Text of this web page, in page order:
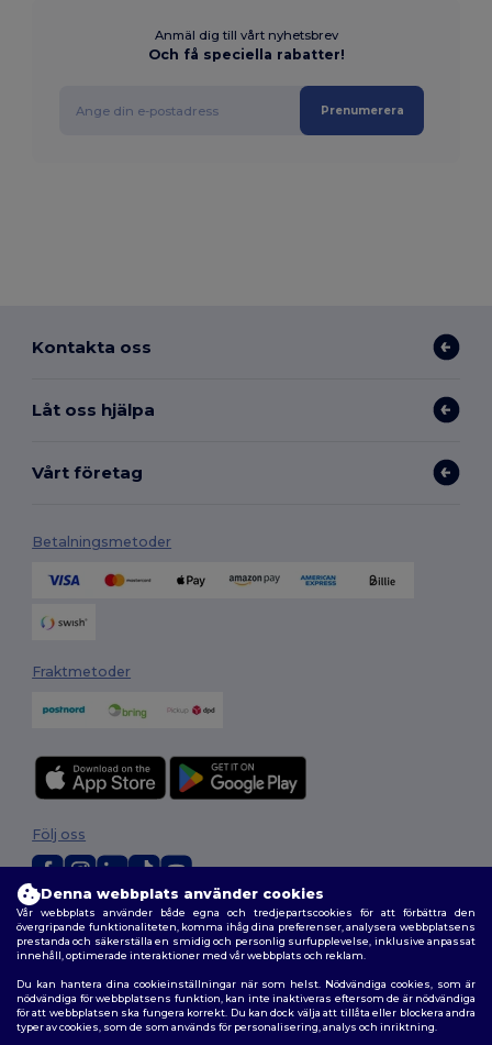
Anmäl dig till vårt nyhetsbrev
Och få speciella rabatter!
Prenumerera
Kontakta oss
Låt oss hjälpa
Vårt företag
Betalningsmetoder
Fraktmetoder
2026. Alla rättigheter förbehållna
Allmänna Villkor|Anpassad policy |Integritetspolicy|Policy för cookies
|Karta över webbplatsen
Följ oss
Denna webbplats använder cookies
Vår webbplats använder både egna och tredjepartscookies för att förbättra den
övergripande funktionaliteten, komma ihåg dina preferenser, analysera webbplatsens
prestanda och säkerställa en smidig och personlig surfupplevelse, inklusive anpassat
innehåll, optimerade interaktioner med vår webbplats och reklam.
Du kan hantera dina cookieinställningar när som helst. Nödvändiga cookies, som är
nödvändiga för webbplatsens funktion, kan inte inaktiveras eftersom de är nödvändiga
för att webbplatsen ska fungera korrekt. Du kan dock välja att tillåta eller blockera andra
typer av cookies, som de som används för personalisering, analys och inriktning.